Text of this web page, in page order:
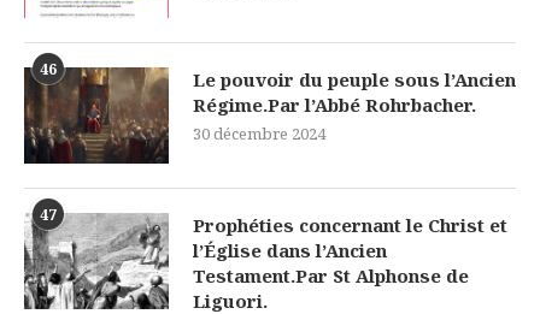
46
Le pouvoir du peuple sous l’Ancien
Régime.Par l’Abbé Rohrbacher.
30 décembre 2024
47
Prophéties concernant le Christ et
l’Église dans l’Ancien
Testament.Par St Alphonse de
Liguori.